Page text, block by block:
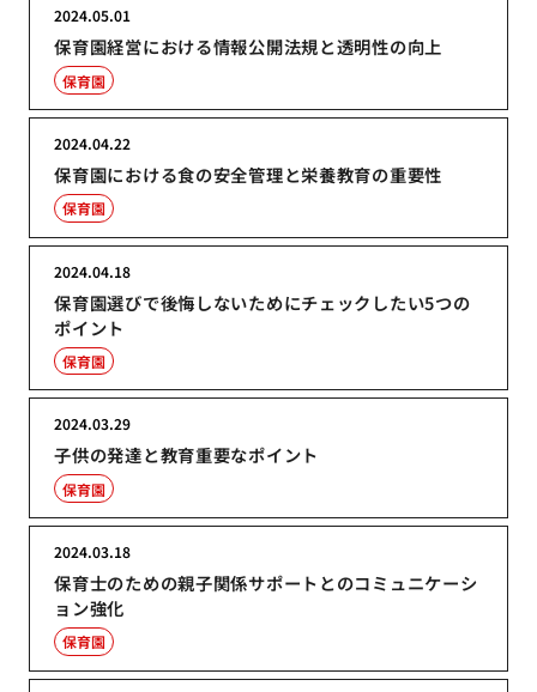
保育園経営における情報公開法規と透明性の向上
2024.05.01
保育園
保育園における食の安全管理と栄養教育の重要性
2024.04.22
保育園
保育園選びで後悔しないためにチェックしたい5つの
ポイント
2024.04.18
保育園
子供の発達と教育重要なポイント
2024.03.29
保育園
保育士のための親子関係サポートとのコミュニケーシ
ョン強化
2024.03.18
保育園